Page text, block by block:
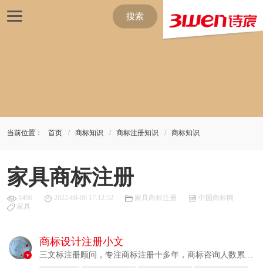
搜索
当前位置： 首页 商标知识 商标注册知识 商标知识
家具商标注册
1496 2022-08-06 17:12:52 家具商标注册
中国商标网
家具
v
商标设计注册小文
三文标注册顾问，专注商标注册十多年，商标咨询人数累计